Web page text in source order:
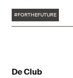
maandag
Nouri en Marijn
Tags
#FORTHEFUTURE
De Club